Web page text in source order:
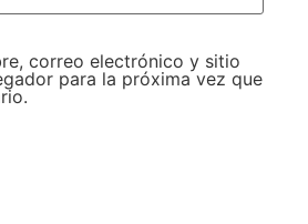
correo electrónico y sitio
para la próxima vez que